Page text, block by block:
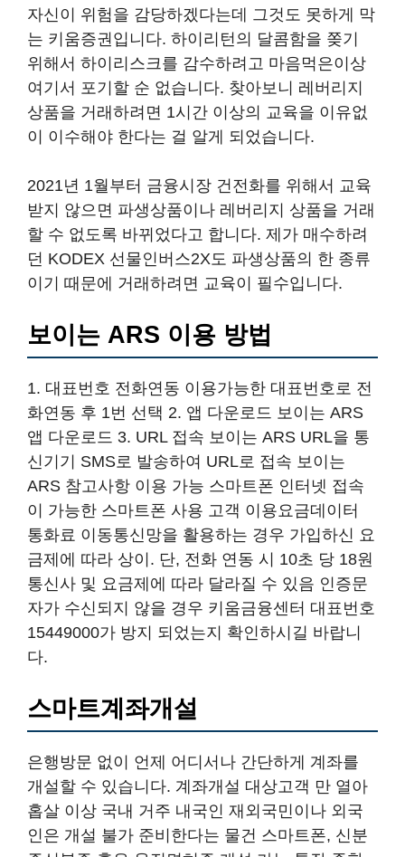
자신이 위험을 감당하겠다는데 그것도 못하게 막
는 키움증권입니다. 하이리턴의 달콤함을 쫒기
위해서 하이리스크를 감수하려고 마음먹은이상
여기서 포기할 순 없습니다. 찾아보니 레버리지
상품을 거래하려면 1시간 이상의 교육을 이유없
이 이수해야 한다는 걸 알게 되었습니다.
2021년 1월부터 금융시장 건전화를 위해서 교육
받지 않으면 파생상품이나 레버리지 상품을 거래
할 수 없도록 바뀌었다고 합니다. 제가 매수하려
던 KODEX 선물인버스2X도 파생상품의 한 종류
이기 때문에 거래하려면 교육이 필수입니다.
보이는 ARS 이용 방법
1. 대표번호 전화연동 이용가능한 대표번호로 전
화연동 후 1번 선택 2. 앱 다운로드 보이는 ARS
앱 다운로드 3. URL 접속 보이는 ARS URL을 통
신기기 SMS로 발송하여 URL로 접속 보이는
ARS 참고사항 이용 가능 스마트폰 인터넷 접속
이 가능한 스마트폰 사용 고객 이용요금데이터
통화료 이동통신망을 활용하는 경우 가입하신 요
금제에 따라 상이. 단, 전화 연동 시 10초 당 18원
통신사 및 요금제에 따라 달라질 수 있음 인증문
자가 수신되지 않을 경우 키움금융센터 대표번호
15449000가 방지 되었는지 확인하시길 바랍니
다.
스마트계좌개설
은행방문 없이 언제 어디서나 간단하게 계좌를
개설할 수 있습니다. 계좌개설 대상고객 만 열아
홉살 이상 국내 거주 내국인 재외국민이나 외국
인은 개설 불가 준비한다는 물건 스마트폰, 신분